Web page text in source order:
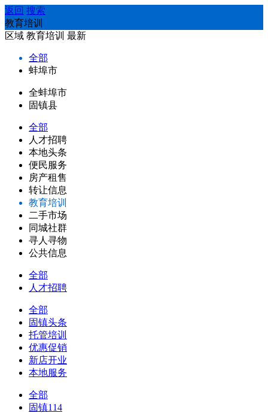
返回 搜索
教育培训
区域 教育培训 最新
全部
蚌埠市
全蚌埠市
固镇县
全部
人才招聘
本地头条
便民服务
房产租售
转让信息
教育培训
二手市场
同城社群
寻人寻物
公共信息
全部
人才招聘
全部
固镇头条
托管培训
优惠促销
新店开业
本地服务
全部
固镇114